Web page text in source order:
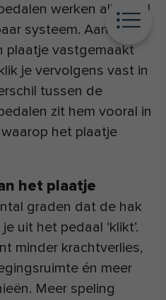
werken allemaal
systeem. Aan de
plaatje vastgemaakt
je vervolgens vast in
tussen de
zit hem vooral in
het plaatje
het plaatje
graden dat de hak
uit het pedaal ‘klikt’.
minder krachtverlies,
én meer
Meer speling